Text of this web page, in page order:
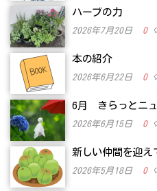
ハーブの力
2026年7月20日 0
本の紹介
2026年6月22日 0
6月 きらっとニ
2026年6月15日 0
新しい仲間を迎え
2026年5月18日 0